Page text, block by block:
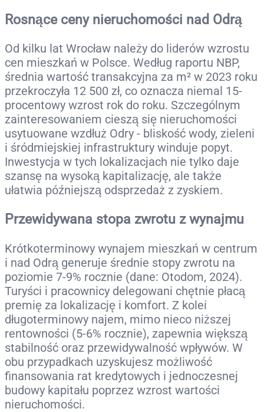
Rosnące ceny nieruchomości nad Odrą
Od kilku lat Wrocław należy do liderów wzrostu
cen mieszkań w Polsce. Według raportu NBP,
średnia wartość transakcyjna za m² w 2023 roku
przekroczyła 12 500 zł, co oznacza niemal 15-
procentowy wzrost rok do roku. Szczególnym
zainteresowaniem cieszą się nieruchomości
usytuowane wzdłuż Odry - bliskość wody, zieleni
i śródmiejskiej infrastruktury winduje popyt.
Inwestycja w tych lokalizacjach nie tylko daje
szansę na wysoką kapitalizację, ale także
ułatwia późniejszą odsprzedaż z zyskiem.
Przewidywana stopa zwrotu z wynajmu
Krótkoterminowy wynajem mieszkań w centrum
i nad Odrą generuje średnie stopy zwrotu na
poziomie 7-9% rocznie (dane: Otodom, 2024).
Turyści i pracownicy delegowani chętnie płacą
premię za lokalizację i komfort. Z kolei
długoterminowy najem, mimo nieco niższej
rentowności (5-6% rocznie), zapewnia większą
stabilność oraz przewidywalność wpływów. W
obu przypadkach uzyskujesz możliwość
finansowania rat kredytowych i jednoczesnej
budowy kapitału poprzez wzrost wartości
nieruchomości.